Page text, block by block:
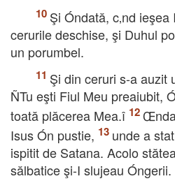
Şi Óndată, c‚nd
cerurile deschise, şi Duhul
un porumbel.
Şi din ceruri s-a auzit
ÑTu eşti Fiul Meu preaiubit,
toată plăcerea Mea.î
Isus Ón pustie,
unde a
ispitit de Satana. Acolo
sălbatice şi-I slujeau Óngerii.